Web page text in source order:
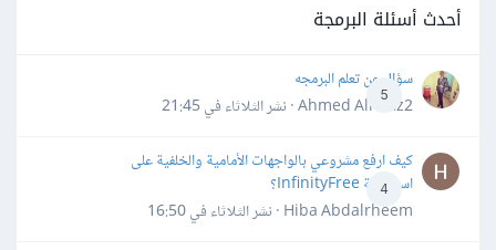
أحدث أسئلة البرمجة
5
سؤال عن تعلم البرمجه
Ahmed Alhafiz2 · نشر
الثلاثاء في 21:45
4
كيف ارفع مشروعي بالواجهات الأمامية والخلفية على
استضافة InfinityFree؟
Hiba Abdalrheem · نشر
الثلاثاء في 16:50